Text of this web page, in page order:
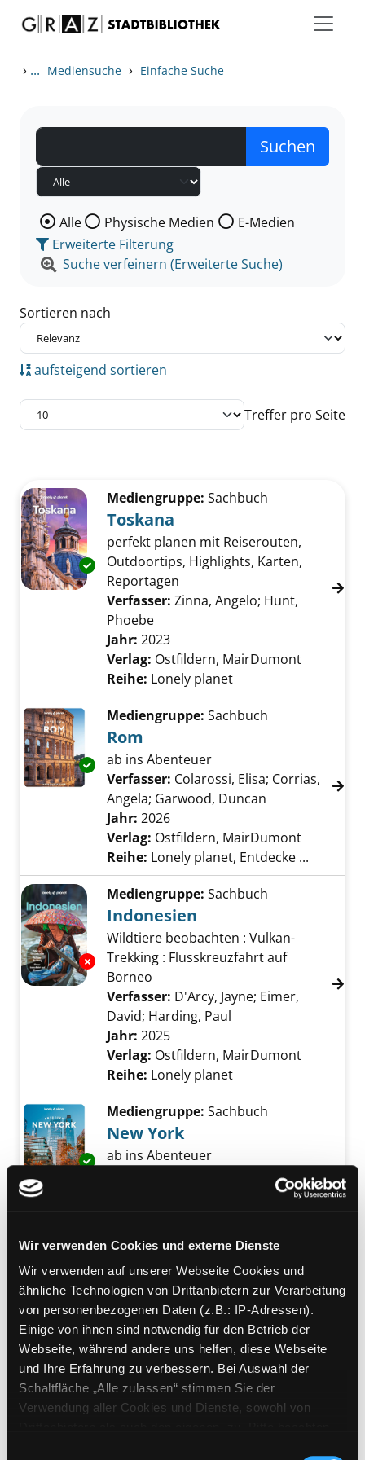
Wir verwenden Cookies und externe Dienste
Wir verwenden auf unserer Webseite Cookies und
ähnliche Technologien von Drittanbietern zur Verarbeitung
von personenbezogenen Daten (z.B.: IP-Adressen).
Einige von ihnen sind notwendig für den Betrieb der
Webseite, während andere uns helfen, diese Webseite
und Ihre Erfahrung zu verbessern. Bei Auswahl der
Schaltfläche „Alle zulassen“ stimmen Sie der
Verwendung aller Cookies und Dienste, sowohl von
› ... Mediensuche › Einfache Suche
Wählen Sie die Medienart nach der Sie suchen wollen.
Alle Physische Medien
E-Medien
Erweiterte Filterung
Suche verfeinern (Erweiterte Suche)
Sortieren nach
aufsteigend sortieren
Treffer pro Seite
Zu den Suchfiltern springen
Exemplar-Details von Toskana anzeigen
Mediengruppe: Sachbuch
Toskana
perfekt planen mit Reiserouten,
Outdoortips, Highlights, Karten,
Reportagen
Verfasser: Zinna, Angelo; Hunt,
Phoebe
Jahr: 2023
Verlag: Ostfildern, MairDumont
Reihe: Lonely planet
Exemplar-Details von Rom anzeigen
Mediengruppe: Sachbuch
Rom
ab ins Abenteuer
Verfasser: Colarossi, Elisa; Corrias,
Angela; Garwood, Duncan
Jahr: 2026
Verlag: Ostfildern, MairDumont
Reihe: Lonely planet, Entdecke ...
Exemplar-Details von Indonesien anzeigen
Mediengruppe: Sachbuch
Indonesien
Wildtiere beobachten : Vulkan-
Trekking : Flusskreuzfahrt auf
Borneo
Verfasser: D'Arcy, Jayne; Eimer,
David; Harding, Paul
Jahr: 2025
Verlag: Ostfildern, MairDumont
Reihe: Lonely planet
Exemplar-Details von New York anzeigen
Mediengruppe: Sachbuch
New York
ab ins Abenteuer
Difo,
Suche nach
Reihe:Lonely planet, Entdecke ...
Exemplar-Details von Kanada anzeigen
Mediengruppe:Sachbuch
Kanada
Wander- & Campingguide :
indigenes Kanada : Zugreisen
Verfasser:Sainsbury, Brendan;
Bujan, Bianca;Heller, Carolyn
Jahr:2024